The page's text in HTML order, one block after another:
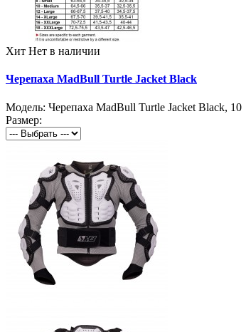
Хит Нет в наличии
Черепаха MadBull Turtle Jacket Black
Модель: Черепаха MadBull Turtle Jacket Black, 10
Размер: